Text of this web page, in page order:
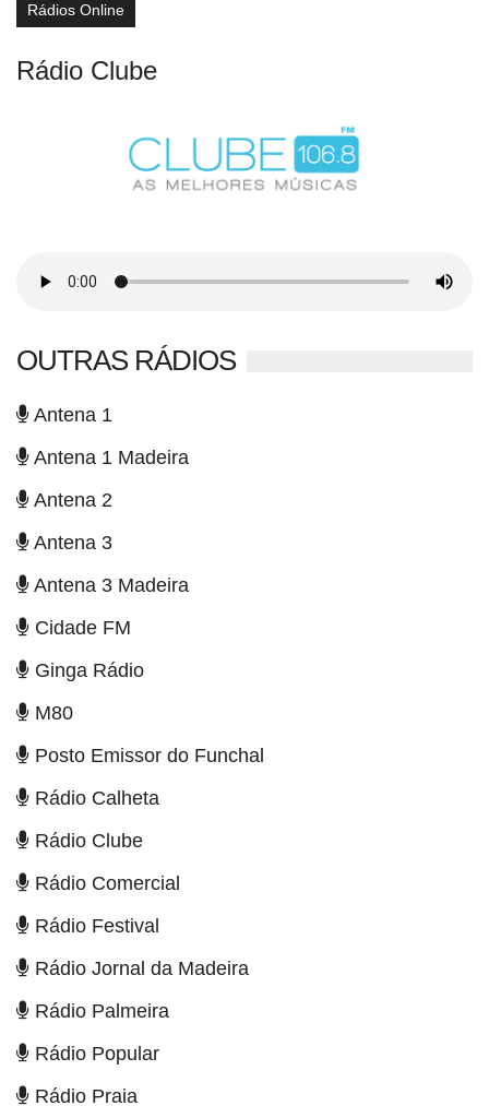
Rádios Online
Rádio Clube
OUTRAS RÁDIOS
Antena 1
Antena 1 Madeira
Antena 2
Antena 3
Antena 3 Madeira
Cidade FM
Ginga Rádio
M80
Posto Emissor do Funchal
Rádio Calheta
Rádio Clube
Rádio Comercial
Rádio Festival
Rádio Jornal da Madeira
Rádio Palmeira
Rádio Popular
Rádio Praia